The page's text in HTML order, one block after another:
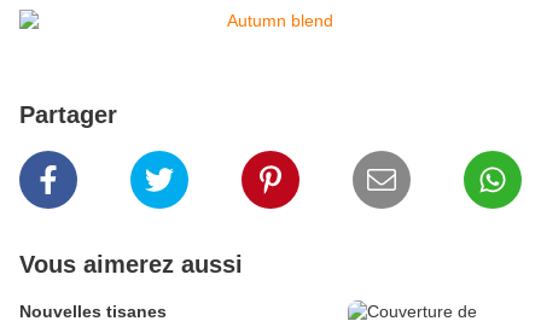
Partager
Vous aimerez aussi
Nouvelles tisanes